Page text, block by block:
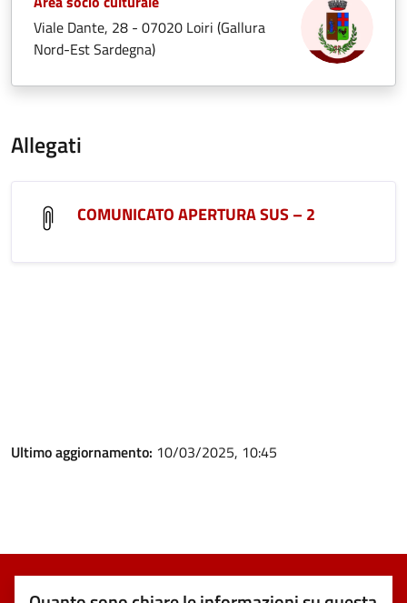
Viale Dante, 28 - 07020 Loiri (Gallura
Nord-Est Sardegna)
Allegati
COMUNICATO APERTURA SUS – 2
Ultimo aggiornamento: 10/03/2025, 10:45